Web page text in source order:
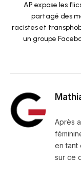
AP expose les
partagé des
racistes et
un groupe
Après
en tant
sur ce